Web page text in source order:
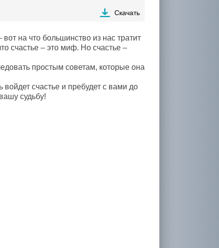
Скачать
на что большинство из нас тратит
счастье – это миф. Но счастье –
простым советам, которые она
счастье и пребудет с вами до
судьбу!